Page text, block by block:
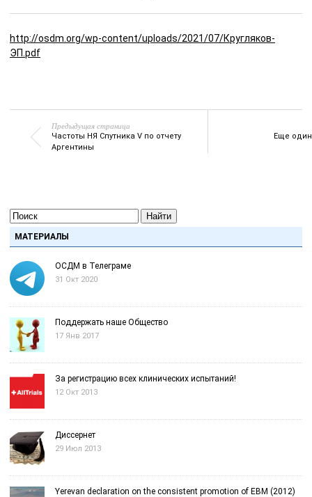
http://osdm.org/wp-content/uploads/2021/07/Кругляков-
ЭП.pdf
Предыдущая страница
Частоты НЯ Спутника V по отчету
Аргентины
Еще
Найти
МАТЕРИАЛЫ
ОСДМ в Телеграме
31 Окт 2020
Поддержать наше Общество
17 Янв 2017
За регистрацию всех клинических испытаний!
12 Окт 2013
Диссернет
29 Июл 2013
Yerevan declaration on the consistent promotion of EBM (2012)